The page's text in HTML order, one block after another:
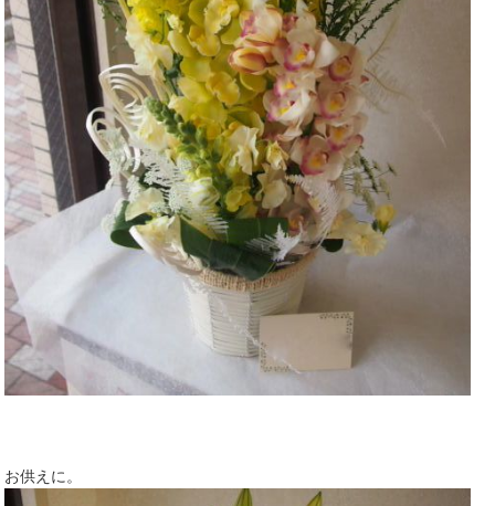
お供えに。